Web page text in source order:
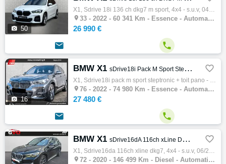
 50
X1, Sdrive 18i 136 ch dkg7 m sport, 4x4 - s.u.v, 04/2022, 136ch, 7cv, 60341 km, 5 portes, 5 places, Clim. auto, Essence, Boite de vitesse a…
 33 - 2022 - 60 341 Km - Essence - Automatique - 4x4 - S.U.V
26 990 €
 
 16
BMW X1 sDrive18i Pack M Sport Steptronic + Toit pano - 2022 
X1, Sdrive18i pack m sport steptronic + toit pano - 2022, 4x4 - s.u.v, 01/2022, 136ch, 74980 km, 5 portes, 5 places, Clim. auto, Essence, B…
 76 - 2022 - 74 980 Km - Essence - Automatique - 4x4 - S.U.V
27 480 €
 
BMW X1 sDrive16dA 116ch xLine DKG7 
X1, Sdrive16da 116ch xline dkg7, 4x4 - s.u.v, 06/2020, 116ch, 6cv, 146499 km, 5 portes, 5 places, Clim. auto, Diesel, Boite de vitesse auto…
 72 - 2020 - 146 499 Km - Diesel - Automatique - 4x4 - S.U.V